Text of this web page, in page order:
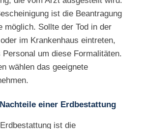
ist die Beantragung
möglich. Sollte der Tod in der
im Krankenhaus eintreten,
um diese Formalitäten.
wählen das geeignete
einer Erdbestattung
ist die